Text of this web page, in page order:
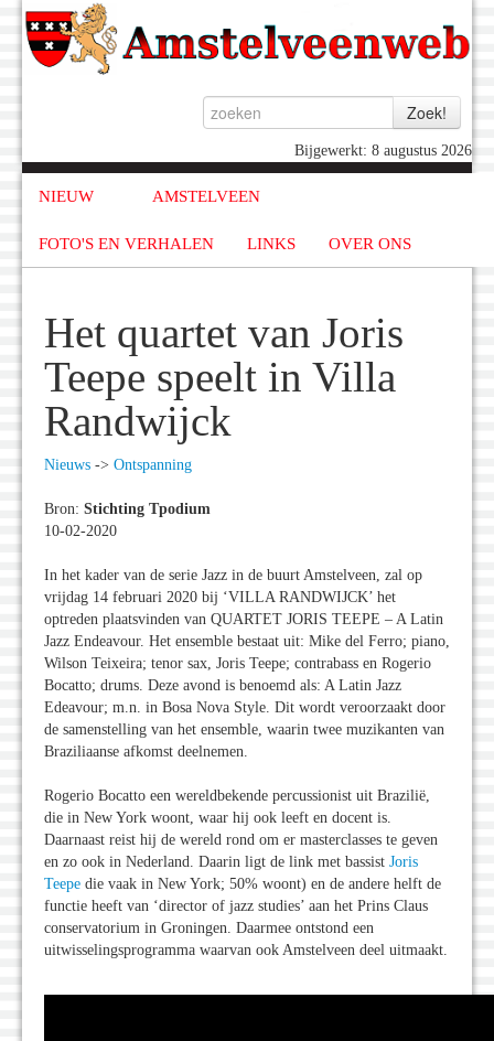
Bijgewerkt: 8 augustus 2026
NIEUW AMSTELVEEN
FOTO'S EN VERHALEN LINKS OVER ONS
Het quartet van Joris
Teepe speelt in Villa
Randwijck
Nieuws -> Ontspanning
Bron: Stichting Tpodium
10-02-2020
In het kader van de serie Jazz in de buurt Amstelveen, zal op
vrijdag 14 februari 2020 bij ‘VILLA RANDWIJCK’ het
optreden plaatsvinden van QUARTET JORIS TEEPE – A Latin
Jazz Endeavour. Het ensemble bestaat uit: Mike del Ferro; piano,
Wilson Teixeira; tenor sax, Joris Teepe; contrabass en Rogerio
Bocatto; drums. Deze avond is benoemd als: A Latin Jazz
Edeavour; m.n. in Bosa Nova Style. Dit wordt veroorzaakt door
de samenstelling van het ensemble, waarin twee muzikanten van
Braziliaanse afkomst deelnemen.
Rogerio Bocatto een wereldbekende percussionist uit Brazilië,
die in New York woont, waar hij ook leeft en docent is.
Daarnaast reist hij de wereld rond om er masterclasses te geven
en zo ook in Nederland. Daarin ligt de link met bassist Joris
Teepe die vaak in New York; 50% woont) en de andere helft de
functie heeft van ‘director of jazz studies’ aan het Prins Claus
conservatorium in Groningen. Daarmee ontstond een
uitwisselingsprogramma waarvan ook Amstelveen deel uitmaakt.